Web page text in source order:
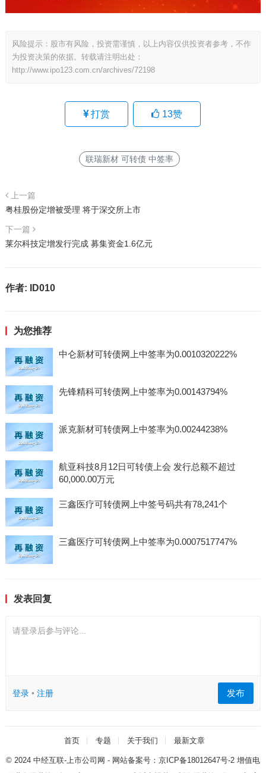
风险提示：股市有风险，投资需谨慎，以上内容仅供投资者参考，不作
为投资决策的依据。转载请注明出处：
http://www.ipo123.com.cn/archives/72198
打赏 13赞
联瑞新材 可转债 中签率
上一篇
粤桂股份定增被受理 将于深交所上市
下一篇
莱尔科技定增发行完成 募集资金1.6亿元
作者: ID010
为您推荐
中仑新材可转债网上中签率为0.0010320222%
先锋精科可转债网上中签率为0.00143794%
派克新材可转债网上中签率为0.00244238%
航亚科技8月12日可转债上会 发行总额不超过
60,000.00万元
三鑫医疗可转债网上中签号码共有78,241个
三鑫医疗可转债网上中签率为0.0007517747%
发表回复
请登录后参与评论...
登录• 注册 发布
首页 专题 关于我们 最新文章
© 2024 中经互联-上市公司网 - 网站备案号： 京ICP备18012647号-2增值电